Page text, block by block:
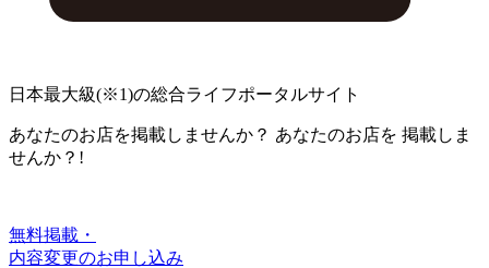
日本最大級(※1)の総合ライフポータルサイト
あなたのお店を掲載しませんか？ あなたのお店を 掲載しま
せんか？!
無料掲載・
内容変更のお申し込み